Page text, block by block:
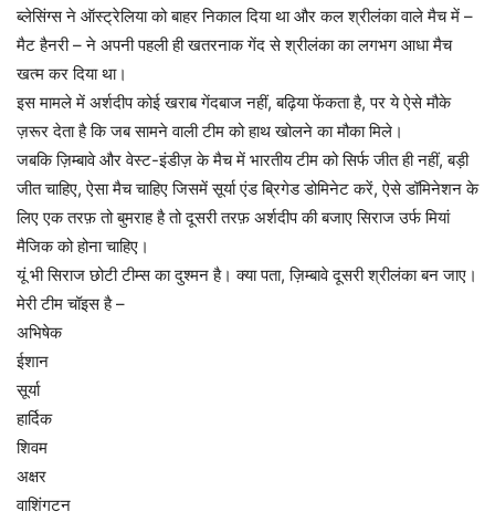
ब्लेसिंग्स ने ऑस्ट्रेलिया को बाहर निकाल दिया था और कल श्रीलंका वाले मैच में –
मैट हैनरी – ने अपनी पहली ही खतरनाक गेंद से श्रीलंका का लगभग आधा मैच
खत्म कर दिया था।
इस मामले में अर्शदीप कोई खराब गेंदबाज नहीं, बढ़िया फेंकता है, पर ये ऐसे मौके
ज़रूर देता है कि जब सामने वाली टीम को हाथ खोलने का मौका मिले।
जबकि ज़िम्बावे और वेस्ट-इंडीज़ के मैच में भारतीय टीम को सिर्फ जीत ही नहीं, बड़ी
जीत चाहिए, ऐसा मैच चाहिए जिसमें सूर्या एंड ब्रिगेड डोमिनेट करें, ऐसे डॉमिनेशन के
लिए एक तरफ़ तो बुमराह है तो दूसरी तरफ़ अर्शदीप की बजाए सिराज उर्फ मियां
मैजिक को होना चाहिए।
यूं भी सिराज छोटी टीम्स का दुश्मन है। क्या पता, ज़िम्बावे दूसरी श्रीलंका बन जाए।
मेरी टीम चॉइस है –
अभिषेक
ईशान
सूर्या
हार्दिक
शिवम
अक्षर
वाशिंगटन